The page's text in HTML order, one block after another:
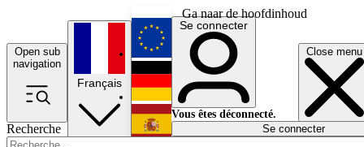
Ga naar de hoofdinhoud
Open sub
navigation
Close menu
Recherche
Français
English
Deutsch
Español
Se connecter
Vous êtes déconnecté.
Se connecter